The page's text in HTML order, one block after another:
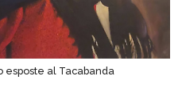
al Tacabanda